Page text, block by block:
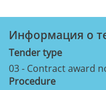
Информация о
Tender type
03 - Contract award
Procedure